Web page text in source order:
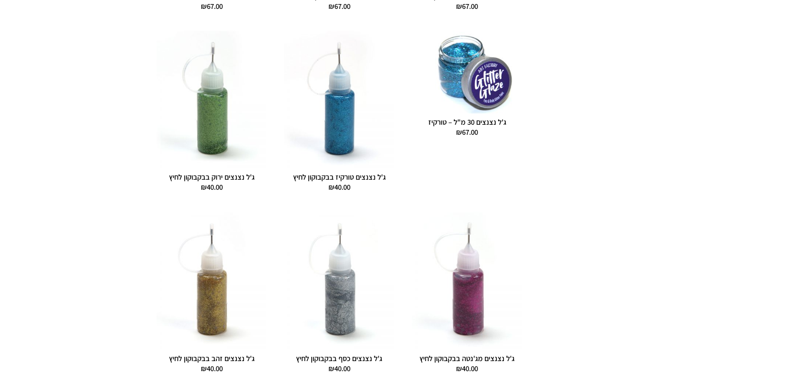
₪67.00
₪67.00
₪67.00
ג'ל נצנצים 30 מ"ל – טורקיז
₪67.00
ג'ל נצנצים טורקיז בבקבוקון לחיץ
₪40.00
ג'ל נצנצים ירוק בבקבוקון לחיץ
₪40.00
ג'ל נצנצים מג'נטה בבקבוקון לחיץ
₪40.00
ג'ל נצנצים כסף בבקבוקון לחיץ
₪40.00
ג'ל נצנצים זהב בבקבוקון לחיץ
₪40.00